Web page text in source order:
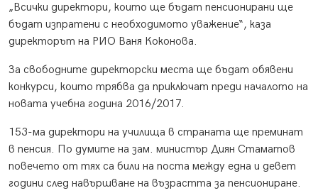
„Всички директори, които ще бъдат пенсионирани ще
бъдат изпратени с необходимото уважение“, каза
директорът на РИО Ваня Коконова.
За свободните директорски места ще бъдат обявени
конкурси, които трябва да приключат преди началото на
новата учебна година 2016/2017.
153-ма директори на училища в страната ще преминат
в пенсия. По думите на зам. министър Диян Стаматов
повечето от тях са били на поста между една и девет
години след навършване на възрастта за пенсиониране.